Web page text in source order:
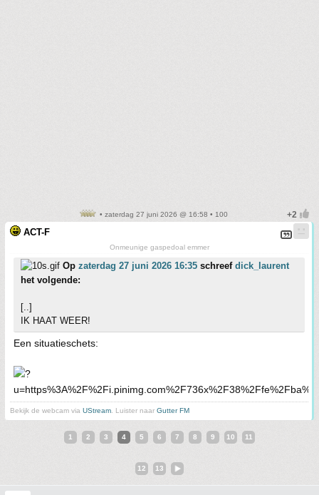
• zaterdag 27 juni 2026 @ 16:58 • 100
ACT-F
Onmeunige gaspedoal emmer
Op zaterdag 27 juni 2026 16:35 schreef dick_laurent
het volgende:
[..]
IK HAAT WEER!
Een situatieschets:
Bekijk de webcam via UStream . Luister naar Gutter FM
1 2 3 4 5 6 7 8 9 10 11
12 13